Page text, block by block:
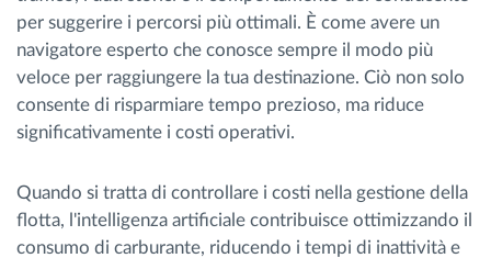
per suggerire i percorsi più ottimali. È come avere un
navigatore esperto che conosce sempre il modo più
veloce per raggiungere la tua destinazione. Ciò non solo
consente di risparmiare tempo prezioso, ma riduce
significativamente i costi operativi.
Quando si tratta di controllare i costi nella gestione della
flotta, l'intelligenza artificiale contribuisce ottimizzando il
consumo di carburante, riducendo i tempi di inattività e